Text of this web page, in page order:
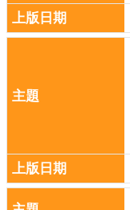
雲
林
政
入
訊
網